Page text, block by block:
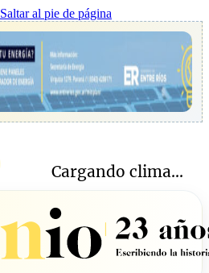
Saltar al pie de página
Cargando clima...